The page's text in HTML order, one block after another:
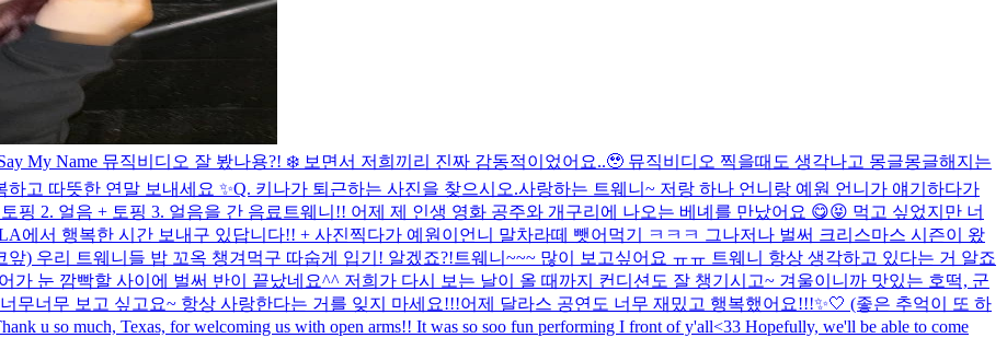
My Name 뮤직비디오 잘 봤나용?! ❄️ 보면서 저희끼리 진짜 감동적이었어요..🥹 뮤직비디오 찍을때도 생각나고 몽글몽글해지는
하고 따뜻한 연말 보내세요 ✨Q. 키나가 퇴근하는 사진을 찾으시오.사랑하는 트웨니~ 저랑 하나 언니랑 예원 언니가 얘기하다가
핑 2. 얼음 + 토핑 3. 얼음을 간 음료 트웨니!! 어제 제 인생 영화 공주와 개구리에 나오는 베녜를 만났어요 😋😝 먹고 싶었지만 너
에서 행복한 시간 보내구 있답니다!! + 사진찍다가 예원이언니 말차라떼 뺏어먹기 ㅋㅋㅋ 그나저나 벌써 크리스마스 시즌이 왔
) 우리 트웨니들 밥 꼬옥 챙겨먹구 따숩게 입기! 알겠죠?! 트웨니~~~ 많이 보고싶어요 ㅠㅠ 트웨니 항상 생각하고 있다는 거 알죠
가 눈 깜빡할 사이에 벌써 반이 끝났네요^^ 저희가 다시 보는 날이 올 때까지 컨디션도 잘 챙기시고~ 겨울이니까 맛있는 호떡, 군
무너무 보고 싶고요~ 항상 사랑한다는 거를 잊지 마세요!!!어제 달라스 공연도 너무 재밌고 행복했어요!!!✨🤍 (좋은 추억이 또 하
u so much, Texas, for welcoming us with open arms!! It was so soo fun performing I front of y'all<33 Hopefully, we'll be able to come